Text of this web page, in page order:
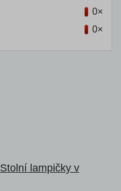
0×
0×
Stolní lampičky v